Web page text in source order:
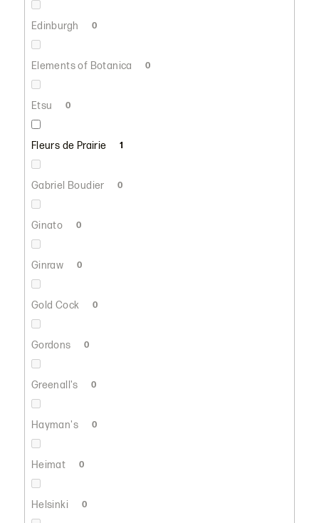
Edinburgh 0
Elements of Botanica 0
Etsu 0
Fleurs de Prairie 1
Gabriel Boudier 0
Ginato 0
Ginraw 0
Gold Cock 0
Gordons 0
Greenall's 0
Hayman's 0
Heimat 0
Helsinki 0